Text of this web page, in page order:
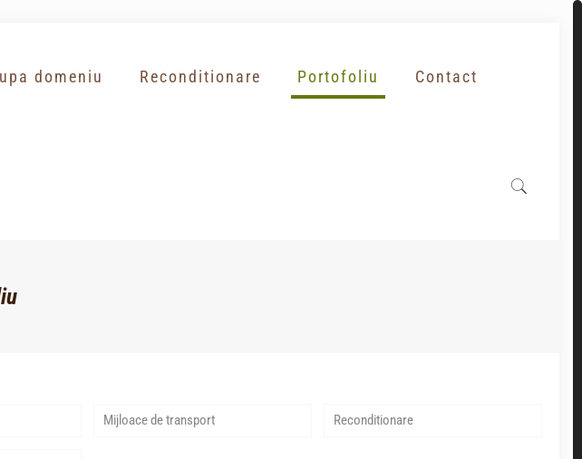
domeniu Reconditionare Portofoliu Contact
Mijloace de transport Reconditionare